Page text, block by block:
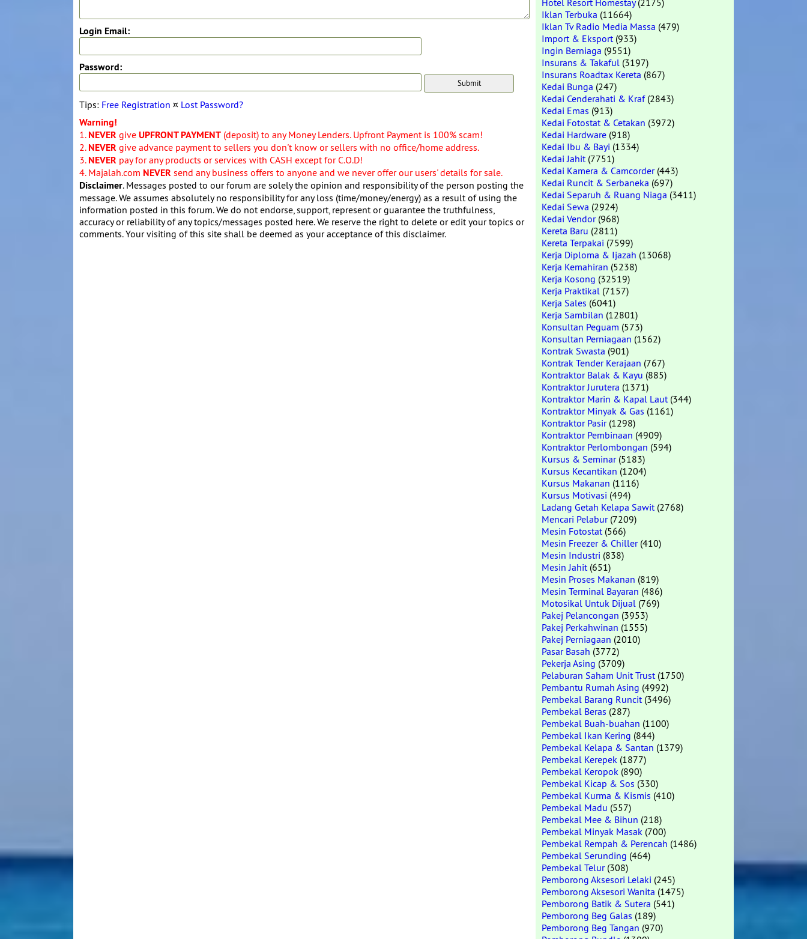
Login Email:
Password:
Tips: Free Registration ¤ Lost Password?
Warning!
1. NEVER give UPFRONT PAYMENT (deposit) to any Money Lenders. Upfront Payment is 100% scam!
2. NEVER give advance payment to sellers you don't know or sellers with no office/home address.
3. NEVER pay for any products or services with CASH except for C.O.D!
4. Majalah.com NEVER send any business offers to anyone and we never offer our users' details for sale.
Disclaimer. Messages posted to our forum are solely the opinion and responsibility of the person posting the
message. We assumes absolutely no responsibility for any loss (time/money/energy) as a result of using the
information posted in this forum. We do not endorse, support, represent or guarantee the truthfulness,
accuracy or reliability of any topics/messages posted here. We reserve the right to delete or edit your topics or
comments. Your visiting of this site shall be deemed as your acceptance of this disclaimer.
Hotel Resort Homestay(2175)
Iklan Terbuka (11664)
Iklan Tv Radio Media Massa (479)
Import & Eksport(933)
Ingin Berniaga (9551)
Insurans & Takaful (3197)
Insurans Roadtax Kereta (867)
Kedai Bunga (247)
Kedai Cenderahati & Kraf(2843)
Kedai Emas (913)
Kedai Fotostat & Cetakan (3972)
Kedai Hardware (918)
Kedai Ibu & Bayi (1334)
Kedai Jahit(7751)
Kedai Kamera & Camcorder(443)
Kedai Runcit & Serbaneka (697)
Kedai Separuh & Ruang Niaga (3411)
Kedai Sewa (2924)
Kedai Vendor(968)
Kereta Baru (2811)
Kereta Terpakai (7599)
Kerja Diploma & Ijazah (13068)
Kerja Kemahiran (5238)
Kerja Kosong (32519)
Kerja Praktikal (7157)
Kerja Sales (6041)
Kerja Sambilan (12801)
Konsultan Peguam (573)
Konsultan Perniagaan (1562)
Kontrak Swasta (901)
Kontrak Tender Kerajaan (767)
Kontraktor Balak & Kayu (885)
Kontraktor Jurutera (1371)
Kontraktor Marin & Kapal Laut(344)
Kontraktor Minyak & Gas (1161)
Kontraktor Pasir(1298)
Kontraktor Pembinaan (4909)
Kontraktor Perlombongan (594)
Kursus & Seminar(5183)
Kursus Kecantikan (1204)
Kursus Makanan (1116)
Kursus Motivasi (494)
Ladang Getah Kelapa Sawit(2768)
Mencari Pelabur(7209)
Mesin Fotostat(566)
Mesin Freezer & Chiller(410)
Mesin Industri (838)
Mesin Jahit(651)
Mesin Proses Makanan (819)
Mesin Terminal Bayaran (486)
Motosikal Untuk Dijual (769)
Pakej Pelancongan (3953)
Pakej Perkahwinan (1555)
Pakej Perniagaan (2010)
Pasar Basah (3772)
Pekerja Asing (3709)
Pelaburan Saham Unit Trust(1750)
Pembantu Rumah Asing (4992)
Pembekal Barang Runcit(3496)
Pembekal Beras (287)
Pembekal Buah-buahan (1100)
Pembekal Ikan Kering (844)
Pembekal Kelapa & Santan (1379)
Pembekal Kerepek (1877)
Pembekal Keropok (890)
Pembekal Kicap & Sos (330)
Pembekal Kurma & Kismis (410)
Pembekal Madu (557)
Pembekal Mee & Bihun (218)
Pembekal Minyak Masak (700)
Pembekal Rempah & Perencah (1486)
Pembekal Serunding (464)
Pembekal Telur(308)
Pemborong Aksesori Lelaki (245)
Pemborong Aksesori Wanita (1475)
Pemborong Batik & Sutera (541)
Pemborong Beg Galas (189)
Pemborong Beg Tangan (970)